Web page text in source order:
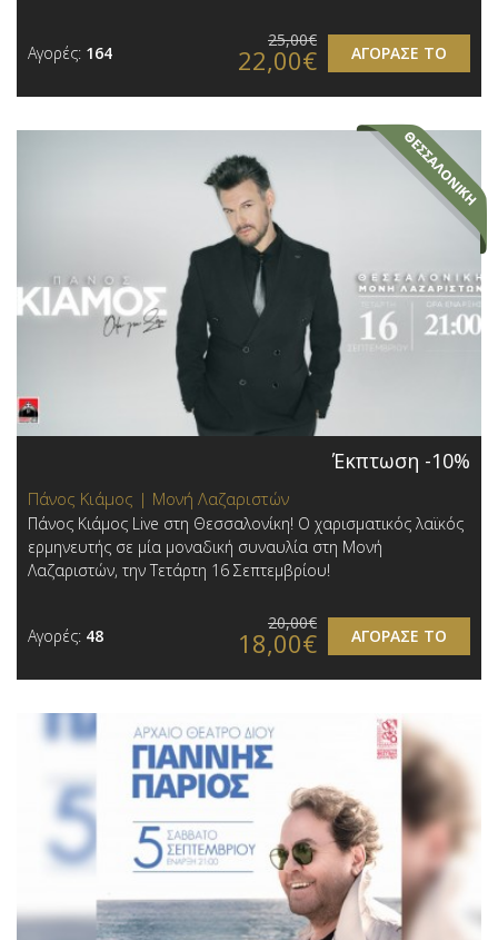
Αγορές: 164 ΑΓΟΡΑΣΕ ΤΟ
25,00€
22,00€
Έκπτωση -10%
Πάνος Κιάμος | Μονή Λαζαριστών
Πάνος Κιάμος Live στη Θεσσαλονίκη! Ο χαρισματικός λαϊκός
ερμηνευτής σε μία μοναδική συναυλία στη Μονή
Λαζαριστών, την Τετάρτη 16 Σεπτεμβρίου!
Αγορές: 48 ΑΓΟΡΑΣΕ ΤΟ
20,00€
18,00€